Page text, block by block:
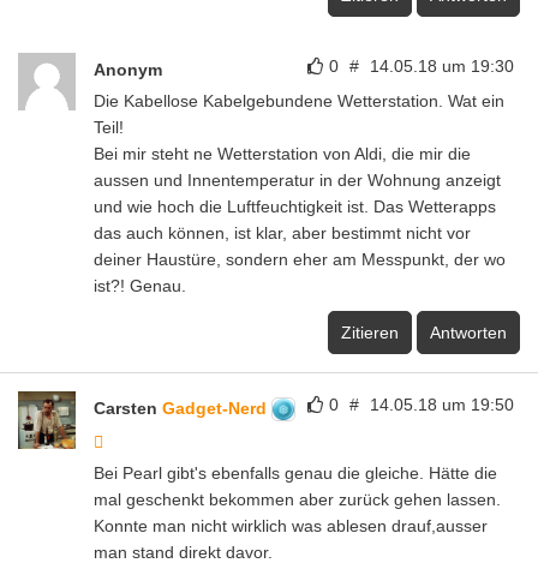
0 # 14.05.18 um 19:30
Anonym
Die Kabellose Kabelgebundene Wetterstation. Wat ein
Teil!
Bei mir steht ne Wetterstation von Aldi, die mir die
aussen und Innentemperatur in der Wohnung anzeigt
und wie hoch die Luftfeuchtigkeit ist. Das Wetterapps
das auch können, ist klar, aber bestimmt nicht vor
deiner Haustüre, sondern eher am Messpunkt, der wo
ist?! Genau.
Zitieren Antworten
0 # 14.05.18 um 19:50
Carsten Gadget-Nerd
Bei Pearl gibt's ebenfalls genau die gleiche. Hätte die
mal geschenkt bekommen aber zurück gehen lassen.
Konnte man nicht wirklich was ablesen drauf,ausser
man stand direkt davor.